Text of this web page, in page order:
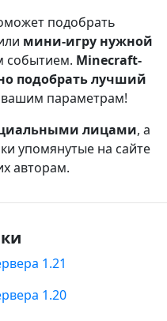
подобрать
мини-игру нужной
событием. Minecraft-
подобрать лучший
параметрам!
лицами, а
упомянутые на сайте
авторам.
1.21
1.20